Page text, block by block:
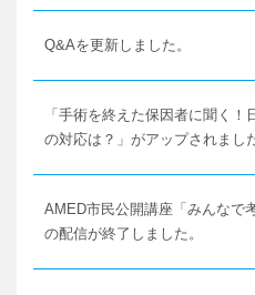
Q&Aを更新しました。
「手術を終えた保因者に聞く
の対応は？」がアップされまし
AMED市民公開講座「みんなで
の配信が終了しました。